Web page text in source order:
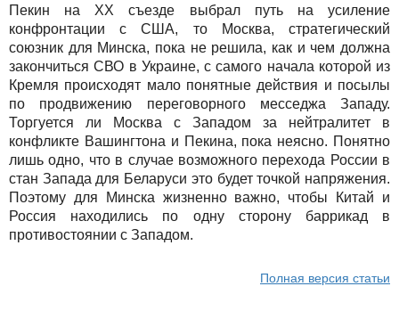
Пекин на ХХ съезде выбрал путь на усиление
конфронтации с США, то Москва, стратегический
союзник для Минска, пока не решила, как и чем должна
закончиться СВО в Украине, с самого начала которой из
Кремля происходят мало понятные действия и посылы
по продвижению переговорного месседжа Западу.
Торгуется ли Москва с Западом за нейтралитет в
конфликте Вашингтона и Пекина, пока неясно. Понятно
лишь одно, что в случае возможного перехода России в
стан Запада для Беларуси это будет точкой напряжения.
Поэтому для Минска жизненно важно, чтобы Китай и
Россия находились по одну сторону баррикад в
противостоянии с Западом.
Полная версия статьи